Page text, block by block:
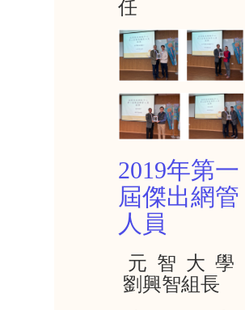
任
2019年第一
屆傑出網管
人員
元 智 大 學
劉興智組長